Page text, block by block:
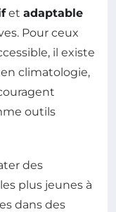
et adaptable
Pour ceux
il existe
climatologie,
outils
des
plus jeunes à
dans des